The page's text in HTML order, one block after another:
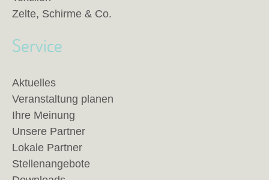
Zelte, Schirme & Co.
Service
Aktuelles
Veranstaltung planen
Ihre Meinung
Unsere Partner
Lokale Partner
Stellenangebote